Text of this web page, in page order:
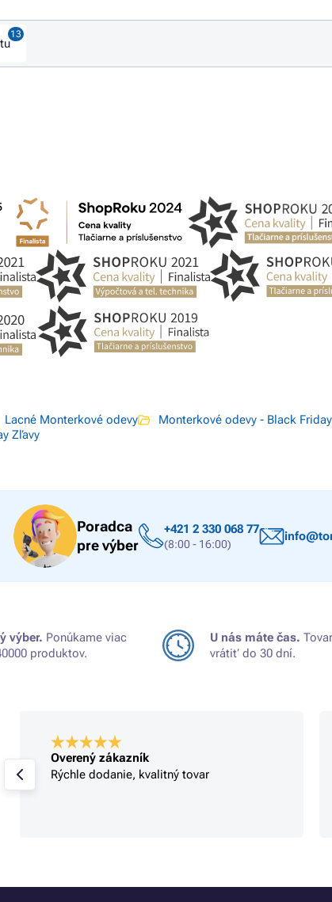
Lacné Monterkové odevy
Monterkové odevy - Black
Zľavy
Poradca
pre výber
+421 2 330 068 77
(8:00 - 16:00)
výber. Ponúkame viac
produktov.
U nás máte čas.
vrátiť do 30 dní.
Overený zákazník
Rýchle dodanie, kvalitný tovar